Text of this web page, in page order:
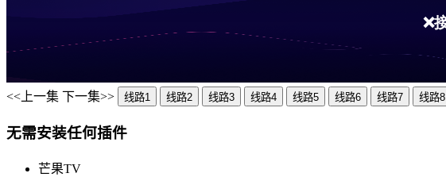
<<上一集 下一集>> 线路1 线路2 线路3 线路4 线路5 线路6 线路7 线路8
无需安装任何插件
芒果TV